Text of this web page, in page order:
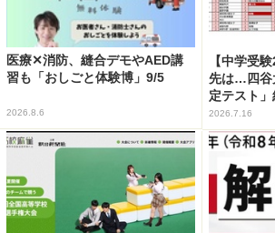
医療✕消防、縫合デモやAED講
習も「おしごと体験博」9/5
2026.8.6
【中学受
先は…四谷
定テスト」
2026.7.16